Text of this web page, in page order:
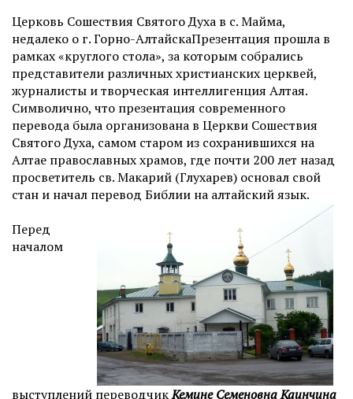
Церковь Сошествия Святого Духа в с. Майма,
недалеко о г. Горно-АлтайскаПрезентация прошла в
рамках «круглого стола», за которым собрались
представители различных христианских церквей,
журналисты и творческая интеллигенция Алтая.
Символично, что презентация современного
перевода была организована в Церкви Сошествия
Святого Духа, самом старом из сохранившихся на
Алтае православных храмов, где почти 200 лет назад
просветитель св. Макарий (Глухарев) основал свой
стан и начал перевод Библии на алтайский язык.
Перед
началом
выступлений переводчикКемине Семеновна Каинчина